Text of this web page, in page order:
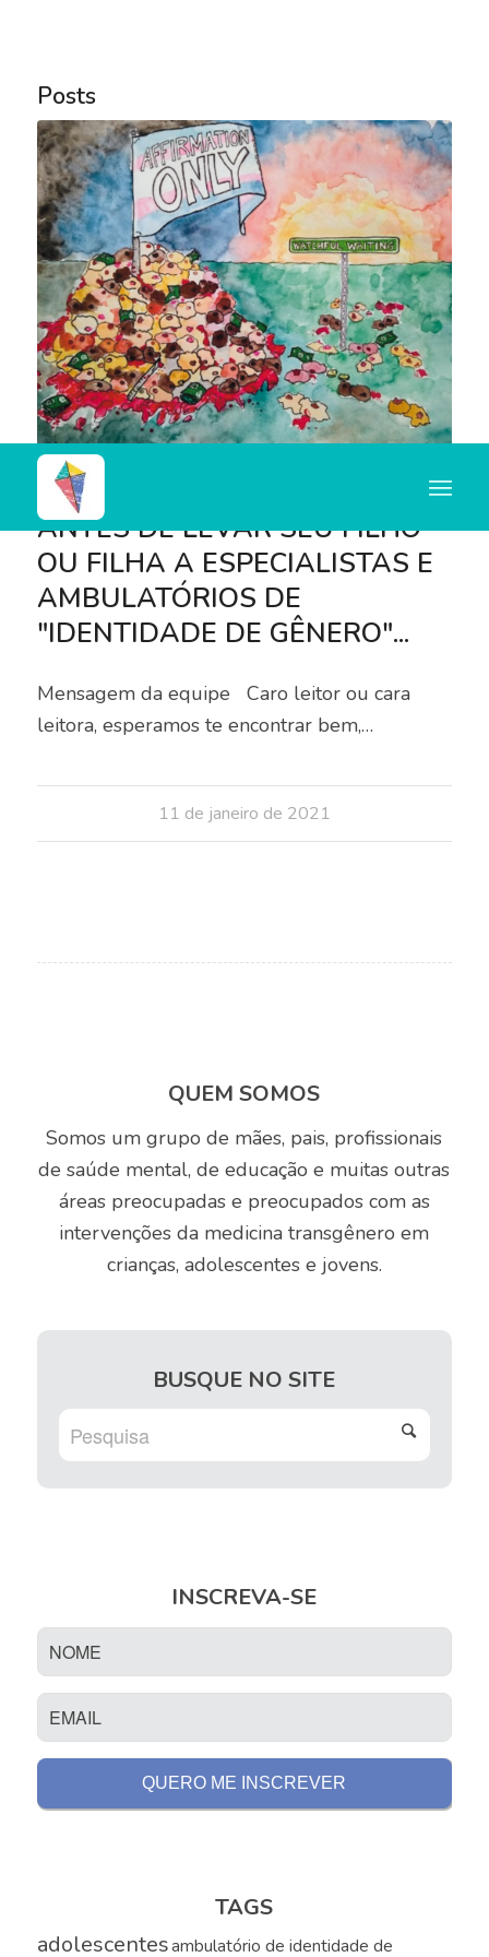
/home/u445684347/domains/nocorpocerto.net/
content/themes/enfold/config-templatebuilder/avia-
template-builder/php/asset-manager.class.phpon
line789
Notice: Trying to access array offset on value of type
null in
/home/u445684347/domains/nocorpocerto.net/
content/themes/enfold/config-templatebuilder/avia-
template-builder/php/asset-manager.class.php
789
Posts
BLOG
ANTES DE LEVAR SEU FILHO
OU FILHA A ESPECIALISTAS E
AMBULATÓRIOS DE
"IDENTIDADE DE GÊNERO"...
Mensagem da equipe Caro leitor ou cara
leitora, esperamos te encontrar bem,…
11 de janeiro de 2021
QUEM SOMOS
Somos um grupo de mães, pais, profissionais
de saúde mental, de educação e muitas outras
áreas preocupadas e preocupados com as
intervenções da medicina transgênero em
crianças, adolescentes e jovens.
BUSQUE NO SITE
INSCREVA-SE
TAGS
adolescentesambulatório de identidade de